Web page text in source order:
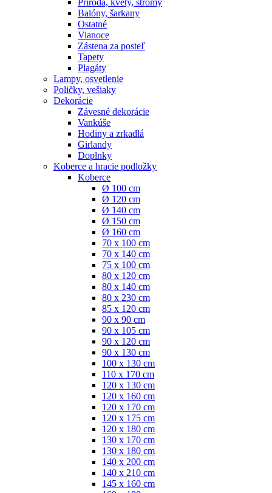
Príroda, kvety, stromy
Balóny, šarkany
Ostatné
Vianoce
Zástena za posteľ
Tapety
Plagáty
Lampy, osvetlenie
Poličky, vešiaky
Dekorácie
Závesné dekorácie
Vankúše
Hodiny a zrkadlá
Girlandy
Doplnky
Koberce a hracie podložky
Koberce
Ø 100 cm
Ø 120 cm
Ø 140 cm
Ø 150 cm
Ø 160 cm
70 x 100 cm
70 x 140 cm
75 x 100 cm
80 x 120 cm
80 x 140 cm
80 x 230 cm
85 x 120 cm
90 x 90 cm
90 x 105 cm
90 x 120 cm
90 x 130 cm
100 x 130 cm
110 x 170 cm
120 x 130 cm
120 x 160 cm
120 x 170 cm
120 x 175 cm
120 x 180 cm
130 x 170 cm
130 x 180 cm
140 x 200 cm
140 x 210 cm
145 x 160 cm